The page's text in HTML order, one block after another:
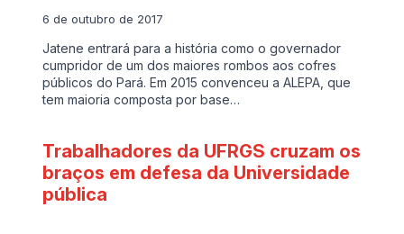
6 de outubro de 2017
Jatene entrará para a história como o governador
cumpridor de um dos maiores rombos aos cofres
públicos do Pará. Em 2015 convenceu a ALEPA, que
tem maioria composta por base…
Trabalhadores da UFRGS cruzam os
braços em defesa da Universidade
pública